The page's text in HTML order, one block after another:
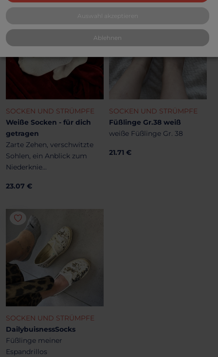
SOCKEN UND STRÜMPFE
Weiße Socken - für dich
getragen
Zarte Zehen, verschwitzte
Sohlen, ein Anblick zum
Niederknie...
23.07 €
SOCKEN UND STRÜMPFE
Füßlinge Gr.38 weiß
weiße Füßlinge Gr. 38
21.71 €
SOCKEN UND STRÜMPFE
DailybuisnessSocks
Füßlinge meiner
Espandrillos
Ablehnen
Auswahl akzeptieren